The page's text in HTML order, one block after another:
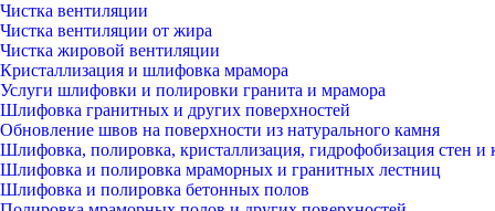
Чистка вентиляции
Чистка вентиляции от жира
Чистка жировой вентиляции
Кристаллизация и шлифовка мрамора
Услуги шлифовки и полировки гранита и мрамора
Шлифовка гранитных и других поверхностей
Обновление швов на поверхности из натурального камня
Шлифовка, полировка, кристаллизация, гидрофобизация стен и
Шлифовка и полировка мраморных и гранитных лестниц
Шлифовка и полировка бетонных полов